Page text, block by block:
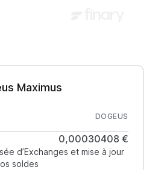
Maximus
DOGEUS
0,00030408 €
d’Exchanges et mise à jour
soldes